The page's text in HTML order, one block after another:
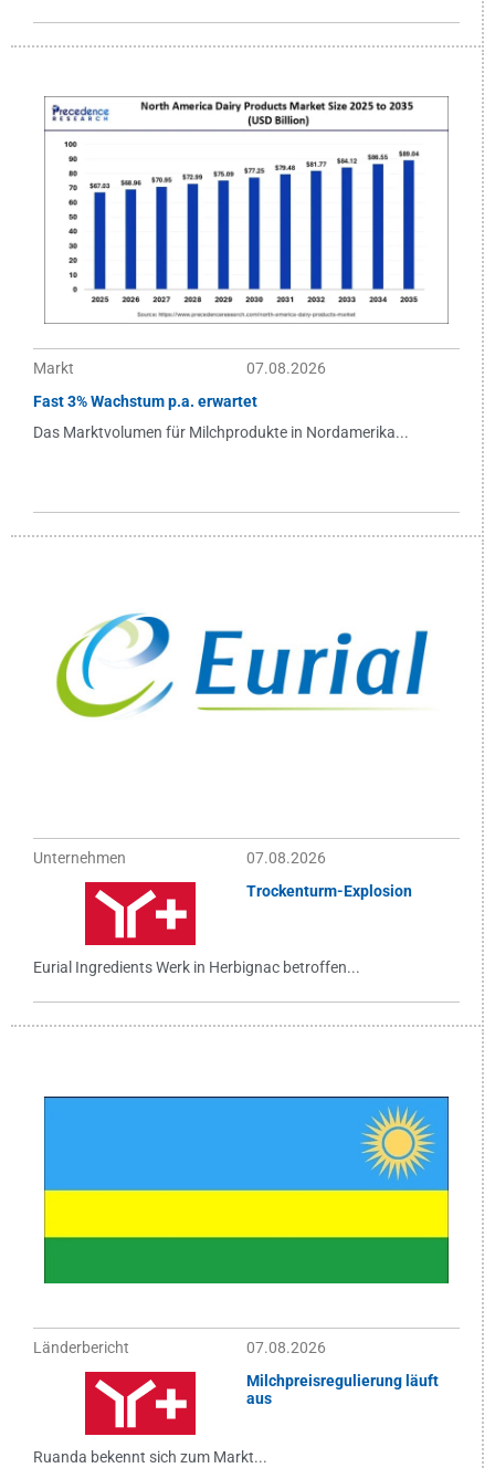
Markt
07.08.2026
Fast 3% Wachstum p.a. erwartet
Das Marktvolumen für Milchprodukte in Nordamerika...
Unternehmen
07.08.2026
Trockenturm-Explosion
Eurial Ingredients Werk in Herbignac betroffen...
Länderbericht
07.08.2026
Milchpreisregulierung läuft
aus
Ruanda bekennt sich zum Markt...